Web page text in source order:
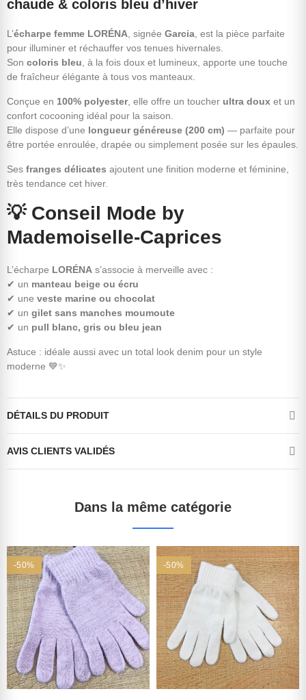
chaude & coloris bleu d’hiver
L’écharpe femme LORÉNA , signée Garcia , est la pièce parfaite
pour illuminer et réchauffer vos tenues hivernales.
Son coloris bleu , à la fois doux et lumineux, apporte une touche
de fraîcheur élégante à tous vos manteaux.
Conçue en 100% polyester, elle offre un toucher ultra doux et un
confort cocooning idéal pour la saison.
Elle dispose d’une longueur généreuse (200 cm) — parfaite pour
être portée enroulée, drapée ou simplement posée sur les épaules.
Ses franges délicates ajoutent une finition moderne et féminine,
très tendance cet hiver.
💡 Conseil Mode by
Mademoiselle-Caprices
L’écharpe LORÉNA s’associe à merveille avec :
✔ un manteau beige ou écru
✔ une veste marine ou chocolat
✔ un gilet sans manches moumoute
✔ un pull blanc, gris ou bleu jean
Astuce : idéale aussi avec un total look denim pour un style
moderne 💙✨
DÉTAILS DU PRODUIT
AVIS CLIENTS VALIDÉS
Dans la même catégorie
-50% -50%